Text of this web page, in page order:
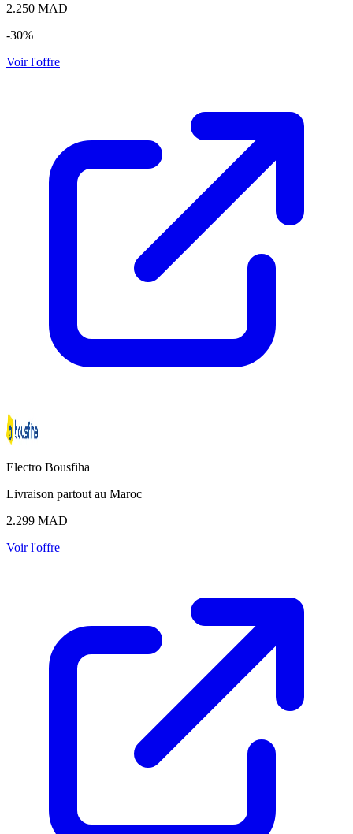
2.250 MAD
-30%
Voir l'offre
Electro Bousfiha
Livraison partout au Maroc
2.299 MAD
Voir l'offre